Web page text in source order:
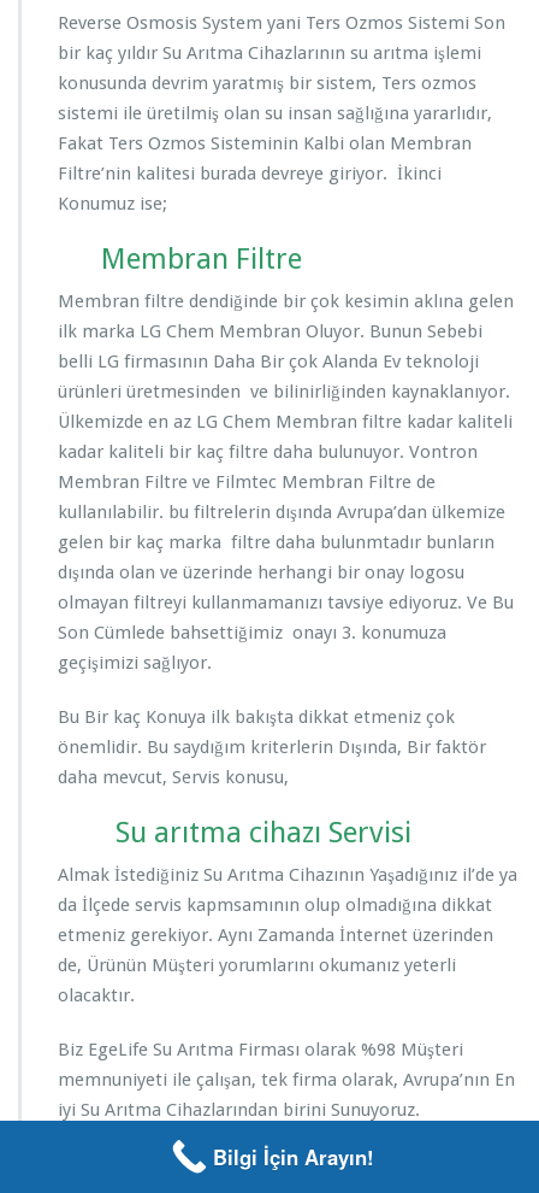
Reverse Osmosis System yani Ters Ozmos Sistemi Son
bir kaç yıldır Su Arıtma Cihazlarının su arıtma işlemi
konusunda devrim yaratmış bir sistem, Ters ozmos
sistemi ile üretilmiş olan su insan sağlığına yararlıdır,
Fakat Ters Ozmos Sisteminin Kalbi olan Membran
Filtre’nin kalitesi burada devreye giriyor. İkinci
Konumuz ise;
Membran Filtre
Membran filtre dendiğinde bir çok kesimin aklına gelen
ilk marka LG Chem Membran Oluyor. Bunun Sebebi
belli LG firmasının Daha Bir çok Alanda Ev teknoloji
ürünleri üretmesinden ve bilinirliğinden kaynaklanıyor.
Ülkemizde en az LG Chem Membran filtre kadar kaliteli
kadar kaliteli bir kaç filtre daha bulunuyor. Vontron
Membran Filtre ve Filmtec Membran Filtre de
kullanılabilir. bu filtrelerin dışında Avrupa’dan ülkemize
gelen bir kaç marka filtre daha bulunmtadır bunların
dışında olan ve üzerinde herhangi bir onay logosu
olmayan filtreyi kullanmamanızı tavsiye ediyoruz. Ve Bu
Son Cümlede bahsettiğimiz onayı 3. konumuza
geçişimizi sağlıyor.
Bu Bir kaç Konuya ilk bakışta dikkat etmeniz çok
önemlidir. Bu saydığım kriterlerin Dışında, Bir faktör
daha mevcut, Servis konusu,
Su arıtma cihazı Servisi
Almak İstediğiniz Su Arıtma Cihazının Yaşadığınız il’de ya
da İlçede servis kapmsamının olup olmadığına dikkat
etmeniz gerekiyor. Aynı Zamanda İnternet üzerinden
de, Ürünün Müşteri yorumlarını okumanız yeterli
olacaktır.
Biz EgeLife Su Arıtma Firması olarak %98 Müşteri
memnuniyeti ile çalışan, tek firma olarak, Avrupa’nın En
iyi Su Arıtma Cihazlarından birini Sunuyoruz.
Bilgi İçin Arayın!